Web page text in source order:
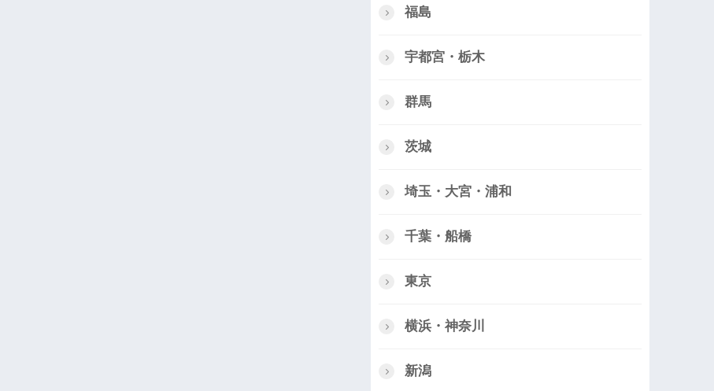
福島
宇都宮・栃木
群馬
茨城
埼玉・大宮・浦和
千葉・船橋
東京
横浜・神奈川
新潟